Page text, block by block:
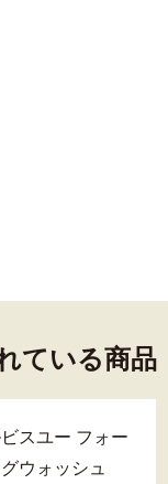
ている商品
スユー フォー
ウォッシュ